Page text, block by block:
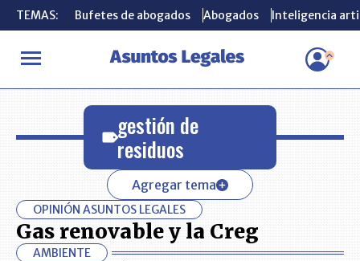
TEMAS: Bufetes de abogados Abogados Inteligencia
INICIO gestión de residuos
TEMAS: Bufetes de abogados Abogados Inteligencia
gestión de
residuos
Agregar tema
OPINIÓN ASUNTOS LEGALES
Gas renovable y la Creg
AMBIENTE